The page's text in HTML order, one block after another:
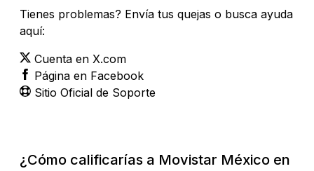
Tienes problemas? Envía tus quejas o busca ayuda
aquí:
Cuenta en X.com
Página en Facebook
Sitio Oficial de Soporte
¿Cómo calificarías a Movistar México en